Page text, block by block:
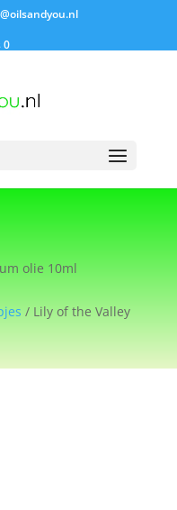
0
olie 10ml
/ Lily of the Valley